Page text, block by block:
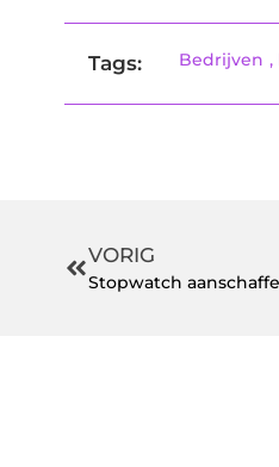
Tags: Bedrijven ,
VORIG
Stopwatch